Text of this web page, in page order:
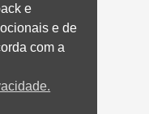
e
e de
com a